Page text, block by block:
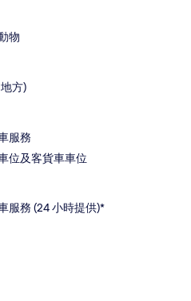
物
方)
服務
位及客貨車車位
服務 (24 小時提供)*